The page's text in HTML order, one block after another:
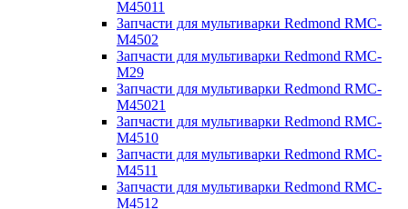
M45011
Запчасти для мультиварки Redmond RMC-
M4502
Запчасти для мультиварки Redmond RMC-
M29
Запчасти для мультиварки Redmond RMC-
M45021
Запчасти для мультиварки Redmond RMC-
M4510
Запчасти для мультиварки Redmond RMC-
M4511
Запчасти для мультиварки Redmond RMC-
M4512